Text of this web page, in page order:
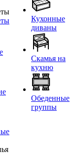
Кухонные
диваны
Скамья на
кухню
Обеденные
группы